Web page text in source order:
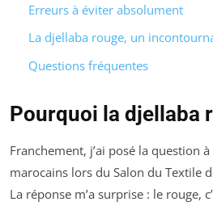
Erreurs à éviter absolument
La djellaba rouge, un
Questions fréquentes
Pourquoi la djellaba
Franchement, j’ai posé la question
marocains lors du Salon du Textile
La réponse m’a surprise : le rouge,